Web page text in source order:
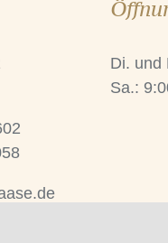
Di. und
Sa.: